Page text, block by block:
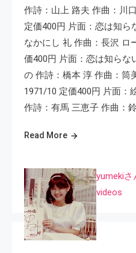
作詩：山上 路夫 作曲：川
定価400円 片面：恋は知ら
なかにし 礼 作曲：長沢 ロ
価400円 片面：恋は知らな
の 作詩：橋本 淳 作曲：筒
1971/10 定価400円 片面：
作詩：有馬 三恵子 作曲：
Read More
yumeki
videos